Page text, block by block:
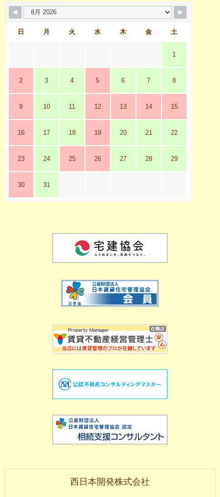
日 月 火 水 木 金 土
1
2 3 4 5 6 7 8
9 10 11 12 13 14 15
16 17 18 19 20 21 22
23 24 25 26 27 28 29
30 31
西日本開発株式会社